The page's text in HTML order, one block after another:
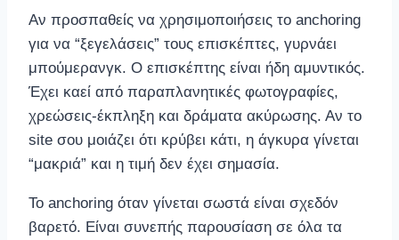
Αν προσπαθείς να χρησιμοποιήσεις το anchoring
για να “ξεγελάσεις” τους επισκέπτες, γυρνάει
μπούμερανγκ. Ο επισκέπτης είναι ήδη αμυντικός.
Έχει καεί από παραπλανητικές φωτογραφίες,
χρεώσεις-έκπληξη και δράματα ακύρωσης. Αν το
site σου μοιάζει ότι κρύβει κάτι, η άγκυρα γίνεται
“μακριά” και η τιμή δεν έχει σημασία.
Το anchoring όταν γίνεται σωστά είναι σχεδόν
βαρετό. Είναι συνεπής παρουσίαση σε όλα τα